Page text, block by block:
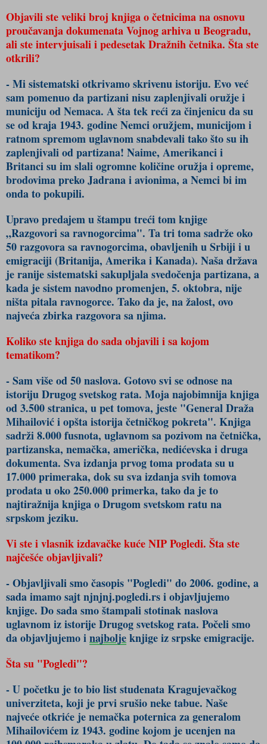
Objavili ste veliki broj knjiga o četnicima na osnovu
proučavanja dokumenata Vojnog arhiva u Beogradu,
ali ste intervjuisali i pedesetak Dražnih četnika. Šta ste
otkrili?
- Mi sistematski otkrivamo skrivenu istoriju. Evo već
sam pomenuo da partizani nisu zaplenjivali oružje i
municiju od Nemaca. A šta tek reći za činjenicu da su
se od kraja 1943. godine Nemci oružjem, municijom i
ratnom spremom uglavnom snabdevali tako što su ih
zaplenjivali od partizana! Naime, Amerikanci i
Britanci su im slali ogromne količine oružja i opreme,
brodovima preko Jadrana i avionima, a Nemci bi im
onda to pokupili.
Upravo predajem u štampu treći tom knjige
„Razgovori sa ravnogorcima". Ta tri toma sadrže oko
50 razgovora sa ravnogorcima, obavljenih u Srbiji i u
emigraciji (Britanija, Amerika i Kanada). Naša država
je ranije sistematski sakupljala svedočenja partizana, a
kada je sistem navodno promenjen, 5. oktobra, nije
ništa pitala ravnogorce. Tako da je, na žalost, ovo
najveća zbirka razgovora sa njima.
Koliko ste knjiga do sada objavili i sa kojom
tematikom?
- Sam više od 50 naslova. Gotovo svi se odnose na
istoriju Drugog svetskog rata. Moja najobimnija knjiga
od 3.500 stranica, u pet tomova, jeste "General Draža
Mihailović i opšta istorija četničkog pokreta". Knjiga
sadrži 8.000 fusnota, uglavnom sa pozivom na četnička,
partizanska, nemačka, američka, nedićevska i druga
dokumenta. Sva izdanja prvog toma prodata su u
17.000 primeraka, dok su sva izdanja svih tomova
prodata u oko 250.000 primerka, tako da je to
najtiražnija knjiga o Drugom svetskom ratu na
srpskom jeziku.
Vi ste i vlasnik izdavačke kuće NIP Pogledi. Šta ste
najčešće objavljivali?
- Objavljivali smo časopis "Pogledi" do 2006. godine, a
sada imamo sajt njnjnj.pogledi.rs i objavljujemo
knjige. Do sada smo štampali stotinak naslova
uglavnom iz istorije Drugog svetskog rata. Počeli smo
da objavljujemo inajboljeknjige iz srpske emigracije.
Šta su "Pogledi"?
- U početku je to bio list studenata Kragujevačkog
univerziteta, koji je prvi srušio neke tabue. Naše
najveće otkriće je nemačka poternica za generalom
Mihailovićem iz 1943. godine kojom je ucenjen na